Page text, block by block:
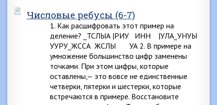
Числовые ребусы (6-7)
1. Как расшифровать этот пример на
деление? _ТСЛЫА |РИУ ИНН |УЛА_УНУЫ
УУРУ_ЖССА ЖСЛЫ УА 2. В примере на
умножение большинство цифр заменены
точками. При этом цифры, которые
оставлены,— это вовсе не единственные
четверки, пятерки и шестерки, которые
встречаются в примере. Восстановите